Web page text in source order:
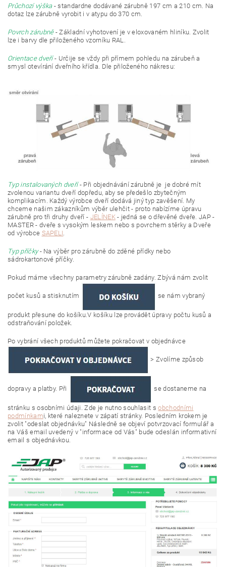
Průchozí výška- standardne dodávané zárubně 197 cm a 210 cm. Na
dotaz lze zárubně vyrobit i v atypu do 370 cm.
Povrch zárubně- Základní vyhotovení je v eloxovaném hliníku. Zvolit
lze i barvy dle přiloženého vzorníku RAL.
Orientace dveří- Určije se vždy při přímem pohledu na zárubeň a
smysl otevírání dveřního křídla. Dle přiloženého nákresu:
Typ instalovaných dveří- Při objednávání zárubně je je dobré mít
zvolenou variantu dveří dopředu, aby se předešlo zbytečným
komplikacím. Každý výrobce dveří dodává jiný typ zavěšení. My
chceme našim zákazníkům výběr ulehčit - proto nabízíme úpravu
zárubně pro tři druhy dveří - JELÍNEK- jedná se o dřevěné dveře. JAP -
MASTER - dveře s vysokým leskem nebo s povrchem stěrky a Dveře
od výrobce SAPELI
Typ příčky- Na výběr pro zárubně do zděné přídky nebo
sádrokartonové příčky.
Pokud máme všechny parametry zárubně zadány. Zbývá nám zvolit
počet kusů a stisknutím se nám vybraný
produkt přesune do košíku.V košíku lze provádět úpravy počtu kusů a
odstraňování položek.
Po vybrání všech produktů můžete pokračovat v objednávce
> Zvolíme způsob
dopravy a platby. Při se dostaneme na
stránku s osobními údaji. Zde je nutno souhlasit sobchodními
podmínkami, které naleznete v zápatí stránky. Posledním krokem je
zvolit "odeslat objednávku" Následně se objeví potvrzovací formulář a
na Váš email uvedený v "informace od Vás" bude odeslán informativní
email s objednávkou.